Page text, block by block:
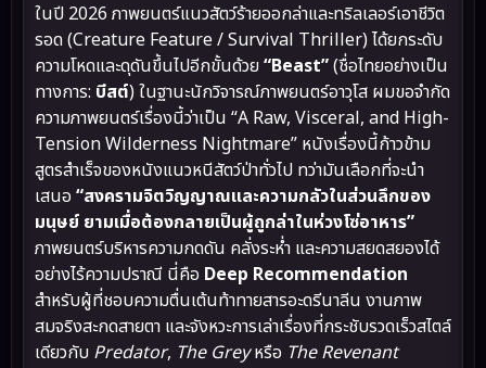
ในปี 2026 ภาพยนตร์แนวสัตว์ร้ายออกล่าและทริลเลอร์เอาชีวิต
รอด (Creature Feature / Survival Thriller) ได้ยกระดับ
ความโหดและดุดันขึ้นไปอีกขั้นด้วย“Beast”(ชื่อไทยอย่างเป็น
ทางการ: บีสต์) ในฐานะนักวิจารณ์ภาพยนตร์อาวุโส ผมขอจำกัด
ความภาพยนตร์เรื่องนี้ว่าเป็น “A Raw, Visceral, and High-
Tension Wilderness Nightmare” หนังเรื่องนี้ก้าวข้าม
สูตรสำเร็จของหนังแนวหนีสัตว์ป่าทั่วไป ทว่ามันเลือกที่จะนำ
เสนอ “สงครามจิตวิญญาณและความกลัวในส่วนลึกของ
มนุษย์ ยามเมื่อต้องกลายเป็นผู้ถูกล่าในห่วงโซ่อาหาร”
ภาพยนตร์บริหารความกดดัน คลั่งระห่ำ และความสยดสยองได้
อย่างไร้ความปราณี นี่คือ Deep Recommendation
สำหรับผู้ที่ชอบความตื่นเต้นท้าทายสารอะดรีนาลีน งานภาพ
สมจริงสะกดสายตา และจังหวะการเล่าเรื่องที่กระชับรวดเร็วสไตล์
เดียวกับ Predator, The Greyหรือ The Revenant